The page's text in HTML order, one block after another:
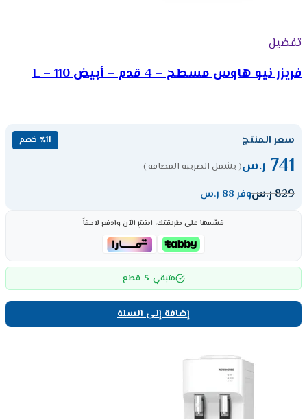
تفضيل
فريزر نيو هاوس مسطح – 4 قدم – أبيض 110 – L
سعر المنتج ٪11 خصم
741 ر.س( يشمل الضريبة المضافة )
829ر.سوفر 88 ر.س
قسّمها على طريقتك، اشترِ الآن وادفع لاحقاً
متبقي 5 قطع
إضافة إلى السلة